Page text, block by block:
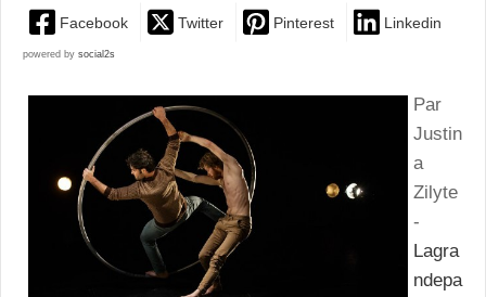
Facebook Twitter Pinterest Linkedin
powered by social2s
Par
Justin
a
Zilyte
-
Lagra
ndepa